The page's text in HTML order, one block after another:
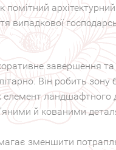
архітектурний
випадкової
завершення та
Він робить зону
ландшафтного
й кованими
зменшити